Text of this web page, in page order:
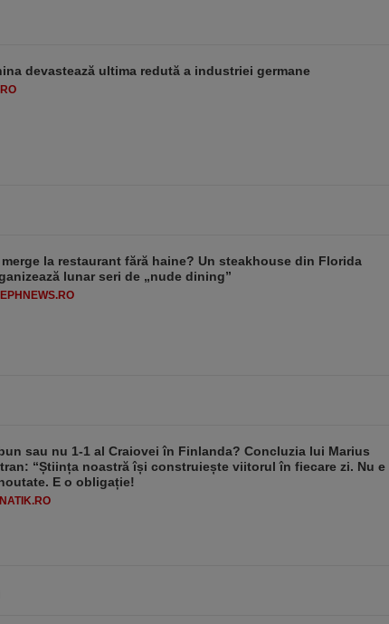
devastează ultima redută a industriei germane
merge la restaurant fără haine? Un steakhouse din Florida
lunar seri de „nude dining”
sau nu 1-1 al Craiovei în Finlanda? Concluzia lui Marius
“Știința noastră își construiește viitorul în fiecare zi. Nu e
E o obligație!